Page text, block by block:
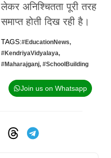
लेकर अनिश्चितता पूरी तरह
समाप्त होती दिख रही है।
TAGS:#EducationNews,
#KendriyaVidyalaya,
#Maharajganj, #SchoolBuilding
Join us on Whatsapp